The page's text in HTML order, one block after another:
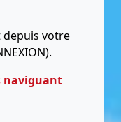
depuis votre
naviguant